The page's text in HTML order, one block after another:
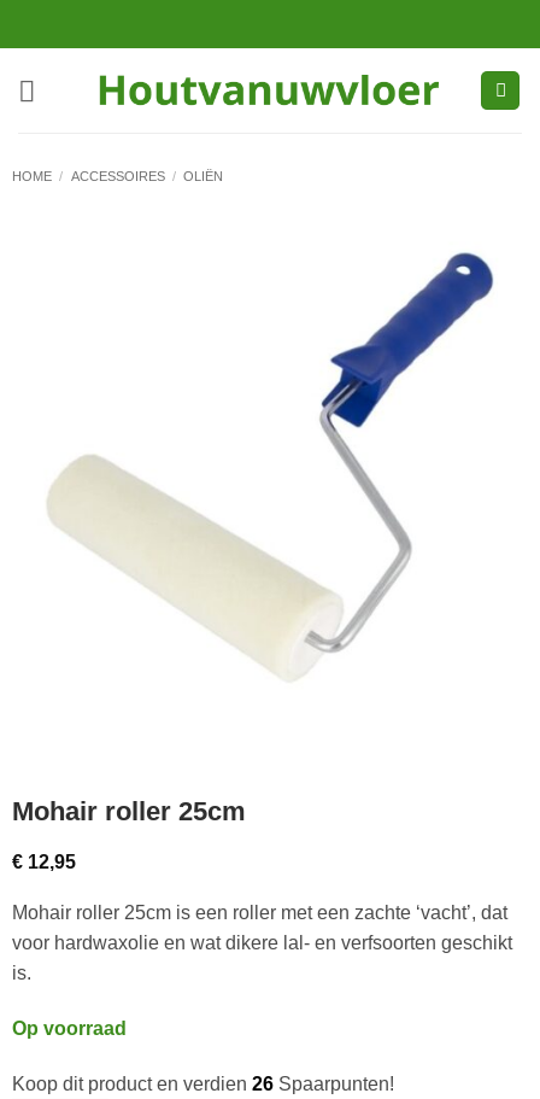
naar
HOME / ACCESSOIRES / OLIËN
Mohair roller 25cm
€12,95
Mohair roller 25cm is een roller met een zachte ‘vacht’, dat
voor hardwaxolie en wat dikere lal- en verfsoorten geschikt
is.
Op voorraad
Koop dit product en verdien 26Spaarpunten!